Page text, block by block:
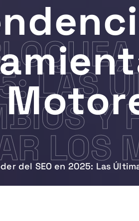
LAS
Y
LOS
del SEO en 2025: Las